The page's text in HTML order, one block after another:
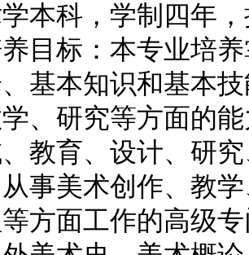
科，学制四年，
目标：本专业培
基本知识和基本
、研究等方面的
教育、设计、研
事美术创作、教
方面工作的高级